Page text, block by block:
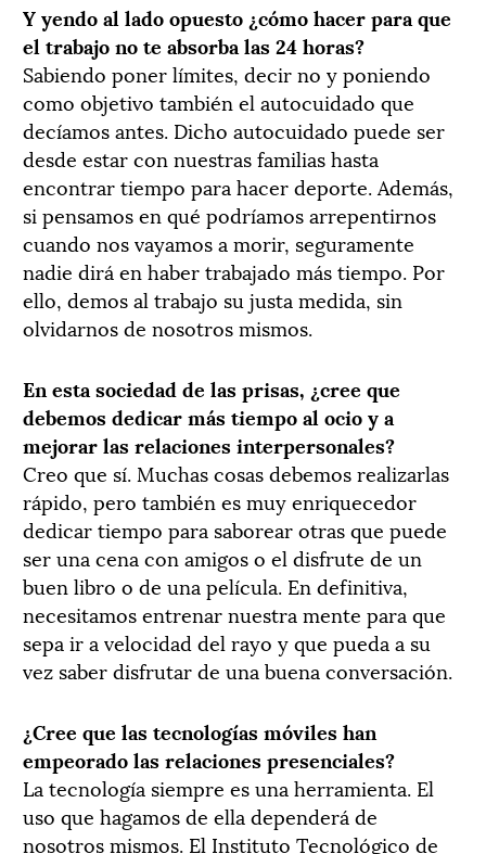
Y yendo al lado opuesto ¿cómo hacer para que
el trabajo no te absorba las 24 horas?
Sabiendo poner límites, decir no y poniendo
como objetivo también el autocuidado que
decíamos antes. Dicho autocuidado puede ser
desde estar con nuestras familias hasta
encontrar tiempo para hacer deporte. Además,
si pensamos en qué podríamos arrepentirnos
cuando nos vayamos a morir, seguramente
nadie dirá en haber trabajado más tiempo. Por
ello, demos al trabajo su justa medida, sin
olvidarnos de nosotros mismos.
En esta sociedad de las prisas, ¿cree que
debemos dedicar más tiempo al ocio y a
mejorar las relaciones interpersonales?
Creo que sí. Muchas cosas debemos realizarlas
rápido, pero también es muy enriquecedor
dedicar tiempo para saborear otras que puede
ser una cena con amigos o el disfrute de un
buen libro o de una película. En definitiva,
necesitamos entrenar nuestra mente para que
sepa ir a velocidad del rayo y que pueda a su
vez saber disfrutar de una buena conversación.
¿Cree que las tecnologías móviles han
empeorado las relaciones presenciales?
La tecnología siempre es una herramienta. El
uso que hagamos de ella dependerá de
nosotros mismos. El Instituto Tecnológico de